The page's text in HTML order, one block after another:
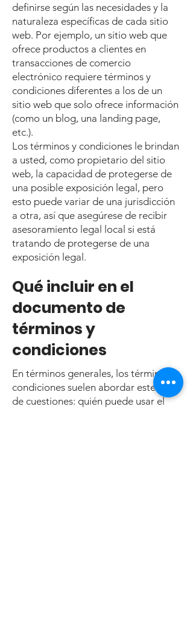
definirse según las necesidades y la
naturaleza específicas de cada sitio
web. Por ejemplo, un sitio web que
ofrece productos a clientes en
transacciones de comercio
electrónico requiere términos y
condiciones diferentes a los de un
sitio web que solo ofrece información
(como un blog, una landing page,
etc.).
Los términos y condiciones le brindan
a usted, como propietario del sitio
web, la capacidad de protegerse de
una posible exposición legal, pero
esto puede variar de una jurisdicción
a otra, así que asegúrese de recibir
asesoramiento legal local si está
tratando de protegerse de una
exposición legal.
Qué incluir en el
documento de
términos y
condiciones
En términos generales, los términos y
condiciones suelen abordar este tipo
de cuestiones: quién puede usar el